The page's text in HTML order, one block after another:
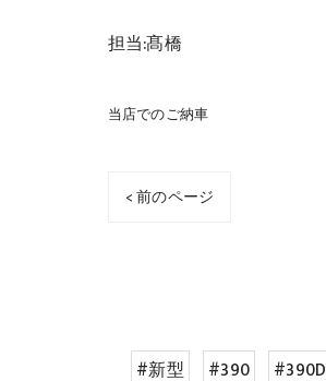
担当:髙橋
当店でのご納車
< 前のページ
#新型 #390